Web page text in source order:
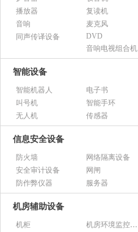
播放器
复读机
音响
麦克风
同声传译设备
DVD
音响电视组合机
智能设备
智能机器人
电子书
叫号机
智能手环
无人机
传感器
信息安全设备
防火墙
网络隔离设备
安全审计设备
网闸
防作弊仪器
服务器
机房辅助设备
机柜
机房环境监控设备